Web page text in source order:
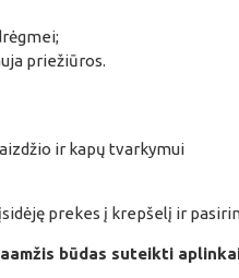
priežiūros.
ir kapų tvarkymui
prekes į krepšelį ir
būdas suteikti